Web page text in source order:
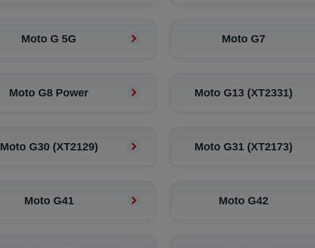
Moto G 5G Moto G7
Moto G8 Power Moto G13 (XT2331)
Moto G30 (XT2129) Moto G31 (XT2173)
Moto G41 Moto G42